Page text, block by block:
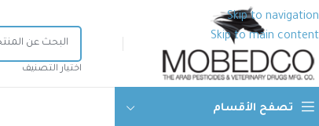
Skip to navigation
Skip to main content
اختيار التصنيف
تصفح الأقسام